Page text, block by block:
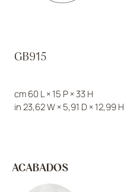
GB915
cm 60 L × 15 P × 33 H
in 23,62 W × 5,91 D × 12,99 H
ACABADOS